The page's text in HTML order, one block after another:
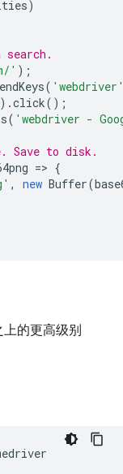
)
' );
(
click();
( 'webdriver -
Save to disk.
=> {
, new Buffer(
的更高级别